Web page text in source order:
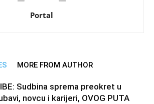
Portal
MORE FROM AUTHOR
Sudbina sprema preokret u
novcu i karijeri, OVOG PUTA